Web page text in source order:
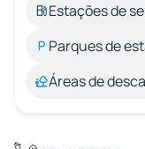
Estações de
Parques de
Áreas de